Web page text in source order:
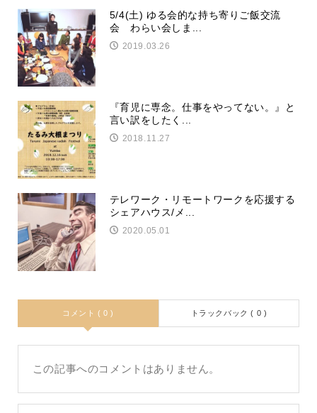
5/4(土) ゆる会的な持ち寄りご飯交流
会 わらい会しま...
2019.03.26
『育児に専念。仕事をやってない。』と
言い訳をしたく...
2018.11.27
テレワーク・リモートワークを応援する
シェアハウス/メ...
2020.05.01
コメント ( 0 ) トラックバック ( 0 )
この記事へのコメントはありません。